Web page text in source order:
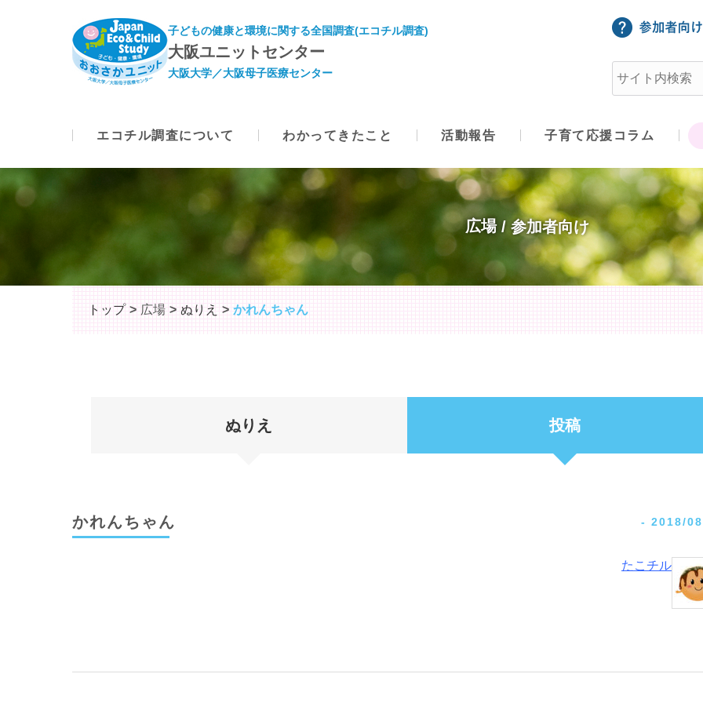
子どもの健康と環境に関する全国調査(エコチル調査)
大阪ユニットセンター
大阪大学／大阪母子医療センター
エコチル調査について わかってきたこと 活動報告 子育て応援コラム
広場
トップ 広場 ぬりえ かれんちゃん
ぬりえ 投稿
かれんちゃん - 2018/
たこチル